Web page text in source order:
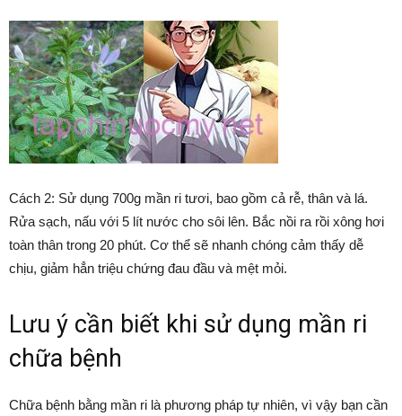
Cách 2: Sử dụng 700g mần ri tươi, bao gồm cả rễ, thân và lá.
Rửa sạch, nấu với 5 lít nước cho sôi lên. Bắc nồi ra rồi xông hơi
toàn thân trong 20 phút. Cơ thể sẽ nhanh chóng cảm thấy dễ
chịu, giảm hẳn triệu chứng đau đầu và mệt mỏi.
Lưu ý cần biết khi sử dụng mần ri
chữa bệnh
Chữa bệnh bằng mần ri là phương pháp tự nhiên, vì vậy bạn cần